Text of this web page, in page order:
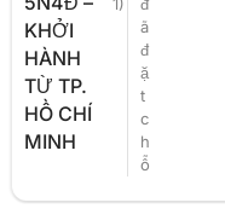
KHỞI
HÀNH
TỪ TP.
HỒ CHÍ
MINH
ã
đ
ặ
t
c
h
ỗ